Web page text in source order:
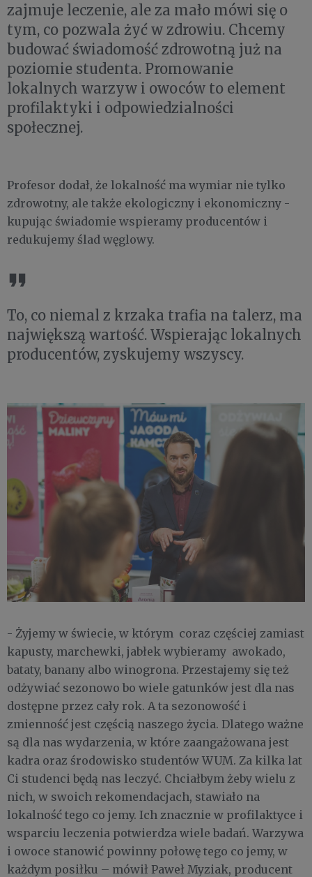
zajmuje leczenie, ale za mało mówi się o
tym, co pozwala żyć w zdrowiu. Chcemy
budować świadomość zdrowotną już na
poziomie studenta. Promowanie
lokalnych warzyw i owoców to element
profilaktyki i odpowiedzialności
społecznej.
Profesor dodał, że lokalność ma wymiar nie tylko
zdrowotny, ale także ekologiczny i ekonomiczny -
kupując świadomie wspieramy producentów i
redukujemy ślad węglowy.
To, co niemal z krzaka trafia na talerz, ma
największą wartość. Wspierając lokalnych
producentów, zyskujemy wszyscy.
- Żyjemy w świecie, w którym coraz częściej zamiast
kapusty, marchewki, jabłek wybieramy awokado,
bataty, banany albo winogrona. Przestajemy się też
odżywiać sezonowo bo wiele gatunków jest dla nas
dostępne przez cały rok. A ta sezonowość i
zmienność jest częścią naszego życia. Dlatego ważne
są dla nas wydarzenia, w które zaangażowana jest
kadra oraz środowisko studentów WUM. Za kilka lat
Ci studenci będą nas leczyć. Chciałbym żeby wielu z
nich, w swoich rekomendacjach, stawiało na
lokalność tego co jemy. Ich znacznie w profilaktyce i
wsparciu leczenia potwierdza wiele badań. Warzywa
i owoce stanowić powinny połowę tego co jemy, w
każdym posiłku – mówił Paweł Myziak, producent